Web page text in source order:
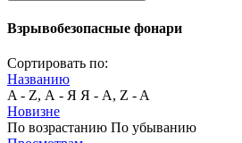
Взрывобезопасные фонари
Сортировать по:
Названию
A - Z, А - Я Я - А, Z - A
Новизне
По возрастанию По убыванию